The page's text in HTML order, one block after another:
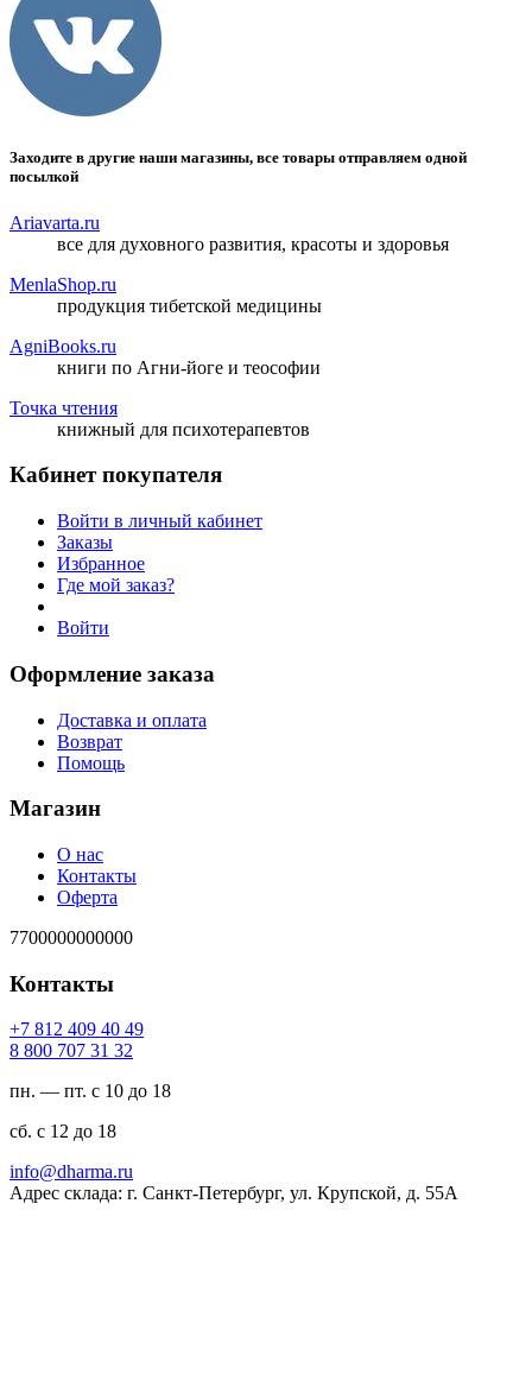
Заходите в другие наши магазины, все товары отправляем одной
посылкой
Ariavarta.ru
все для духовного развития, красоты и здоровья
MenlaShop.ru
продукция тибетской медицины
AgniBooks.ru
книги по Агни-йоге и теософии
Точка чтения
книжный для психотерапевтов
Кабинет покупателя
Войти в личный кабинет
Заказы
Избранное
Где мой заказ?
Войти
Оформление заказа
Доставка и оплата
Возврат
Помощь
Магазин
О нас
Контакты
Оферта
7700000000000
Контакты
94 04 904 218 7+
23 13 707 008 8
пн. — пт. с 10 до 18
сб. с 12 до 18
ur.amrahd@ofni
Адрес склада: г. Санкт-Петербург, ул. Крупской, д. 55А